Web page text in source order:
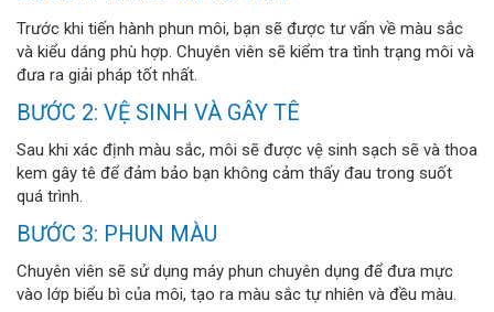
Trước khi tiến hành phun môi, bạn sẽ được tư vấn về màu sắc
và kiểu dáng phù hợp. Chuyên viên sẽ kiểm tra tình trạng môi và
đưa ra giải pháp tốt nhất.
BƯỚC 2: VỆ SINH VÀ GÂY TÊ
Sau khi xác định màu sắc, môi sẽ được vệ sinh sạch sẽ và thoa
kem gây tê để đảm bảo bạn không cảm thấy đau trong suốt
quá trình.
BƯỚC 3: PHUN MÀU
Chuyên viên sẽ sử dụng máy phun chuyên dụng để đưa mực
vào lớp biểu bì của môi, tạo ra màu sắc tự nhiên và đều màu.